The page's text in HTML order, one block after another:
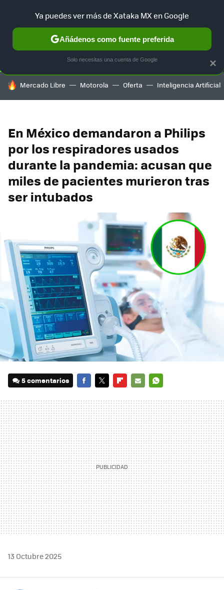
SELECCIÓN GAMING HOME AUTO TERRITORIO
HOY SE HABLA DE
Mercado Libre Motorola Oferta Inteligencia Artificial
En México demandaron a Philips
por los respiradores usados
durante la pandemia: acusan que
miles de pacientes murieron tras
ser intubados
5 comentarios
MAIL
13 Octubre 2025
×
Ya puedes ver más de Xataka MX en Google
Añádenos como fuente preferida
Solo necesitas una cuenta de Google